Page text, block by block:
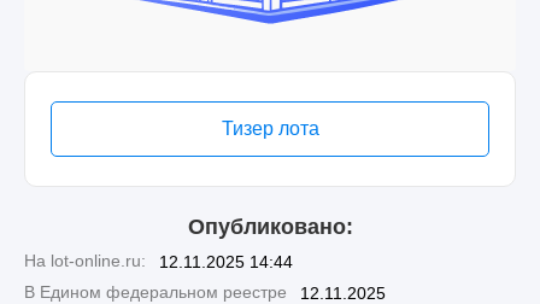
Тизер лота
Опубликовано:
На lot-online.ru:
12.11.2025 14:44
В Едином федеральном реестре
12.11.2025